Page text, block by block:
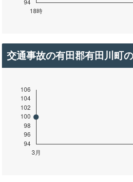
交通事故の有田郡有田川町